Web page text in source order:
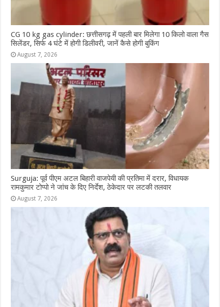
CG 10 kg gas cylinder: छत्तीसगढ़ में पहली बार मिलेगा 10 किलो वाला गैस
सिलेंडर, सिर्फ 4 घंटे में होगी डिलीवरी, जानें कैसे होगी बुकिंग
August 7, 2026
Surguja: पूर्व पीएम अटल बिहारी वाजपेयी की प्रतिमा में दरार, विधायक
रामकुमार टोप्पो ने जांच के दिए निर्देश, ठेकेदार पर लटकी तलवार
August 7, 2026